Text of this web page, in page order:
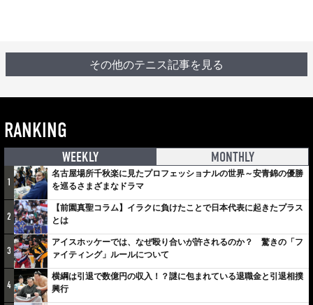
その他のテニス記事を見る
RANKING
WEEKLY MONTHLY
1
名古屋場所千秋楽に見たプロフェッショナルの世界～安青錦の優勝
を巡るさまざまなドラマ
2
【前園真聖コラム】イラクに負けたことで日本代表に起きたプラス
とは
3
アイスホッケーでは、なぜ殴り合いが許されるのか？ 驚きの「フ
ァイティング」ルールについて
4
横綱は引退で数億円の収入！？謎に包まれている退職金と引退相撲
興行